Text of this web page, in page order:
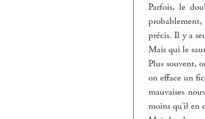
Parfois, le
probablement,
précis. Il y a
Mais qui le
Plus souvent,
on efface un
mauvaises
moins qu’il en